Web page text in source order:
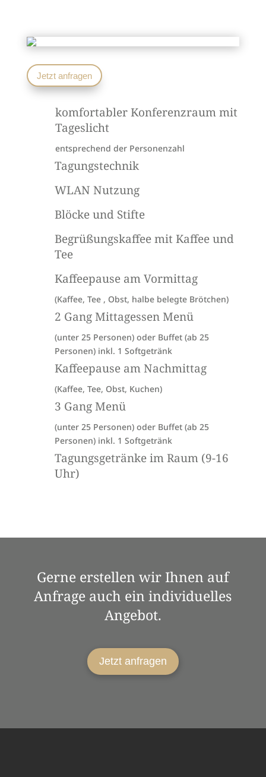
Jetzt anfragen
komfortabler Konferenzraum mit
Tageslicht
entsprechend der Personenzahl
Tagungstechnik
WLAN Nutzung
Blöcke und Stifte
Begrüßungskaffee mit Kaffee und
Tee
Kaffeepause am Vormittag
(Kaffee, Tee , Obst, halbe belegte Brötchen)
2 Gang Mittagessen Menü
(unter 25 Personen) oder Buffet (ab 25
Personen) inkl. 1 Softgetränk
Kaffeepause am Nachmittag
(Kaffee, Tee, Obst, Kuchen)
3 Gang Menü
(unter 25 Personen) oder Buffet (ab 25
Personen) inkl. 1 Softgetränk
Tagungsgetränke im Raum (9-16
Uhr)
Gerne erstellen wir Ihnen auf
Anfrage auch ein individuelles
Angebot.
Jetzt anfragen